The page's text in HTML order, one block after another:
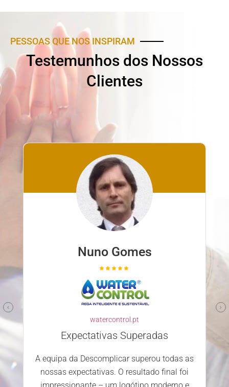
PESSOAS QUE NOS INSPIRAM
Testemunhos dos Nossos
Clientes
Nuno Ferreira
familyclinic.pt
Parceiro confiável e competente
Escolher a Descomplicar.pt para
desenvolver o nosso site foi uma excelente
equipa mostrou-se profissional, atenciosa e
dedicada. Estamos extremamente